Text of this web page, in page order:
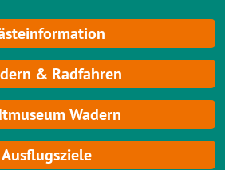
& Radfahren
Wadern
Ausflugsziele